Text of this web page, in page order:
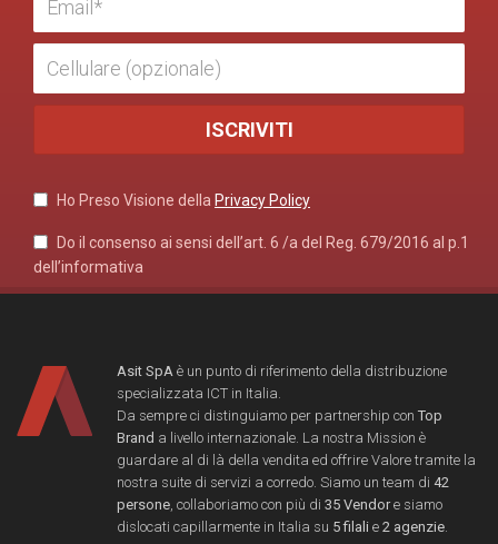
Ho Preso Visione della Privacy Policy
Do il consenso ai sensi dell’art. 6 /a del Reg. 679/2016 al p.1
dell’informativa
Asit SpA è un punto di riferimento della distribuzione
specializzata ICT in Italia.
Da sempre ci distinguiamo per partnership con Top
Brand a livello internazionale. La nostra Mission è
guardare al di là della vendita ed offrire Valore tramite la
nostra suite di servizi a corredo. Siamo un team di 42
persone, collaboriamo con più di 35 Vendore siamo
dislocati capillarmente in Italia su 5 filali e 2 agenzie.